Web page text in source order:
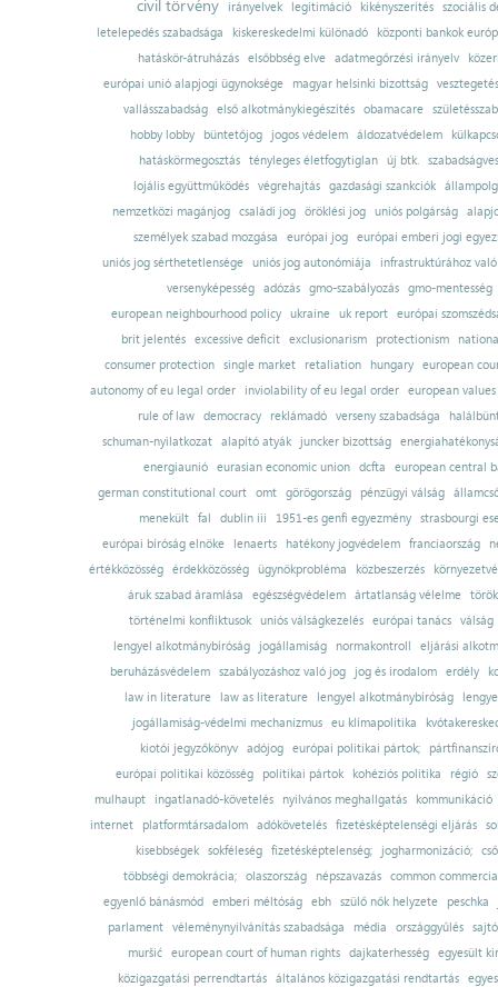
civil törvény irányelvek legitimáció kikényszerítés szociális
letelepedés szabadsága
kiskereskedelmi különadó
központi bankok
hatáskör-átruházás
elsőbbség elve adatmegőrzési irányelv
európai unió alapjogi ügynoksége
magyar helsinki bizottság
vesztegetés
vallásszabadság
első alkotmánykiegészítés obamacare
hobby lobby
büntetőjog jogos védelem áldozatvédelem
hatáskörmegosztás tényleges életfogytiglan új btk.
lojális együttműködés
végrehajtás gazdasági szankciók
nemzetközi magánjog
családi jog öröklési jog uniós polgárság
személyek szabad mozgása
európai jog európai emberi jogi
uniós jog sérthetetlensége uniós jog autonómiája
infrastruktúrához
versenyképesség adózás gmo-szabályozás gmo-mentesség
european neighbourhood policy
ukraine uk report
európai
brit jelentés excessive deficit exclusionarism protectionism
consumer protection
single market retaliation hungary
european
autonomy of eu legal order
inviolability of eu legal order
european values
rule of law
democracy reklámadó verseny szabadsága
schuman-nyilatkozat alapító atyák juncker bizottság
energiaunió eurasian economic union dcfta
european central
german constitutional court
omt görögország pénzügyi válság
menekült
fal dublin iii 1951-es genfi egyezmény
strasbourgi
európai bíróság elnöke
lenaerts hatékony jogvédelem franciaország
értékközösség
érdekközösség ügynökprobléma közbeszerzés
áruk szabad áramlása
egészségvédelem ártatlanság vélelme
történelmi konfliktusok uniós válságkezelés európai tanács válság
lengyel alkotmánybíróság
jogállamiság normakontroll
eljárási
beruházásvédelem
szabályozáshoz való jog jog és irodalom erdély
law in literature
law as literature lengyel alkotmánybíróság
jogállamiság-védelmi mechanizmus
eu klímapolitika
kiotói jegyzőkönyv adójog európai politikai pártok;
európai politikai közösség
politikai pártok kohéziós politika régió
mulhaupt
ingatlanadó-követelés nyilvános meghallgatás
kommunikáció
internet
platformtársadalom adókövetelés fizetésképtelenségi eljárás
kisebbségek sokféleség fizetésképtelenség; jogharmonizáció;
többségi demokrácia; olaszország népszavazás common
egyenlő bánásmód emberi méltóság ebh szülő nők helyzete
peschka
parlament
véleménynyilvánítás szabadsága média országgyűlés
muršić
european court of human rights dajkaterhesség
egyesült
közigazgatási perrendtartás
általános közigazgatási rendtartás